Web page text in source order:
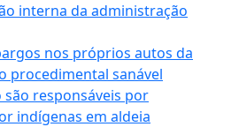
interna da administração
nos próprios autos da
procedimental sanável
responsáveis por
indígenas em aldeia